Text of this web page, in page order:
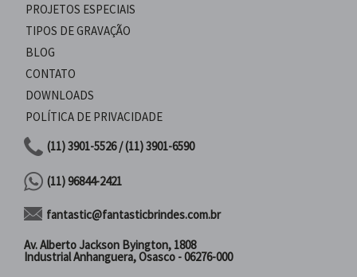
PROJETOS ESPECIAIS
TIPOS DE GRAVAÇÃO
BLOG
CONTATO
DOWNLOADS
POLÍTICA DE PRIVACIDADE
(11) 3901-5526 / (11) 3901-6590
(11) 96844-2421
fantastic@fantasticbrindes.com.br
Av. Alberto Jackson Byington, 1808
Industrial Anhanguera, Osasco - 06276-000